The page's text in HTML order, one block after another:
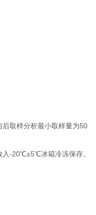
取样分析最小取样量为50
入-20℃±5℃冰箱冷冻保存。